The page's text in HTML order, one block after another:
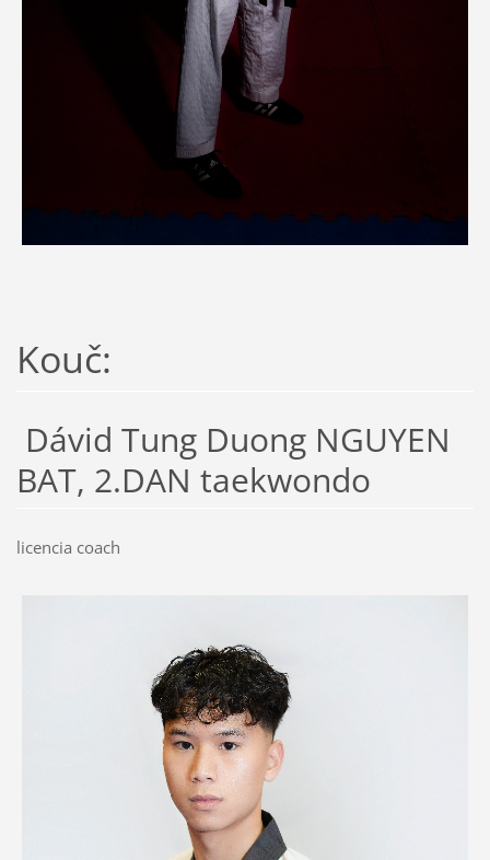
Kouč:
Dávid Tung Duong NGUYEN
BAT, 2.DAN taekwondo
licencia coach